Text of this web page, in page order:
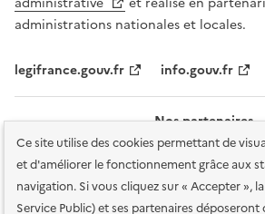
Ce site utilise des cookies permettant de
et d'améliorer le fonctionnement grâce aux
navigation. Si vous cliquez sur « Accepter »,
Service Public) et ses partenaires déposeront
administrations nationales et locales.
legifrance.gouv.fr info.gouv.fr
Nos partenaires